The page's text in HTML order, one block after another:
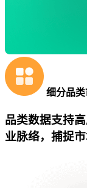
细分品
品类数据支持
业脉络，捕捉市